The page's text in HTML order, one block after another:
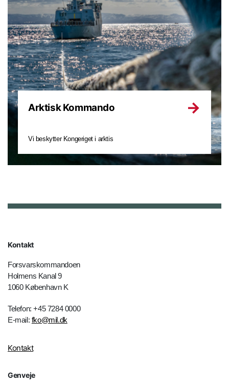
Arktisk Kommando
Vi beskytter Kongeriget i arktis
Kontakt
Forsvarskommandoen
Holmens Kanal 9
1060 København K
Telefon: +45 7284 0000
E-mail: fko@mil.dk
Kontakt
Genveje